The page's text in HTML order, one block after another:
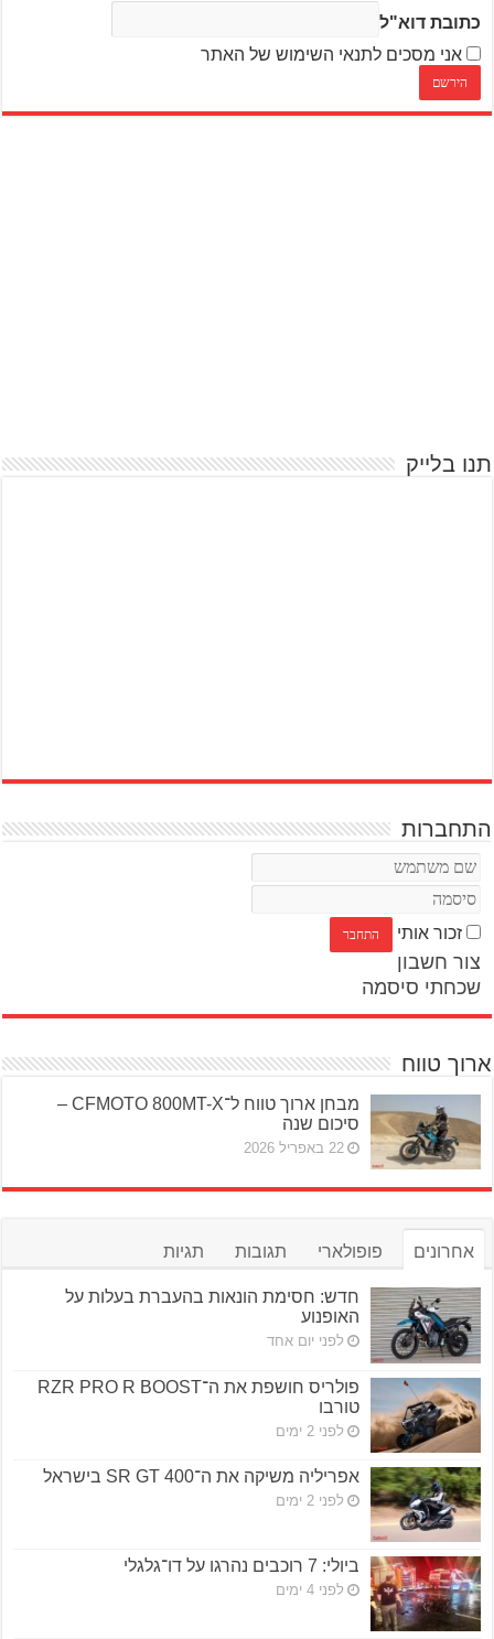
כתובת דוא"ל
אני מסכים לתנאי השימוש של האתר
תנו בלייק
התחברות
זכור אותי
צור חשבון
שכחתי סיסמה
ארוך טווח
מבחן ארוך טווח ל־CFMOTO 800MT-X –
סיכום שנה
22 באפריל 2026
אחרונים פופולארי תגובות תגיות
חדש: חסימת הונאות בהעברת בעלות על
האופנוע
לפני יום אחד
פולריס חושפת את ה־RZR PRO R BOOST
טורבו
לפני 2 ימים
אפריליה משיקה את ה־SR GT 400 בישראל
לפני 2 ימים
ביולי: 7 רוכבים נהרגו על דו־גלגלי
לפני 4 ימים